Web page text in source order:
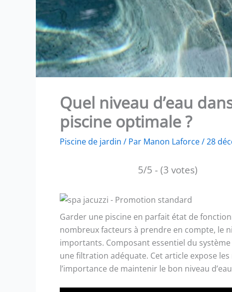
Quel niveau d’eau
piscine optimale ?
Piscine de jardin / Par Manon Laforce/28
5/5 - (3 votes)
Garder une piscine en parfait état de
nombreux facteurs à prendre en compte, le
importants. Composant essentiel du
une filtration adéquate. Cet article expose
l’importance de maintenir le bon niveau